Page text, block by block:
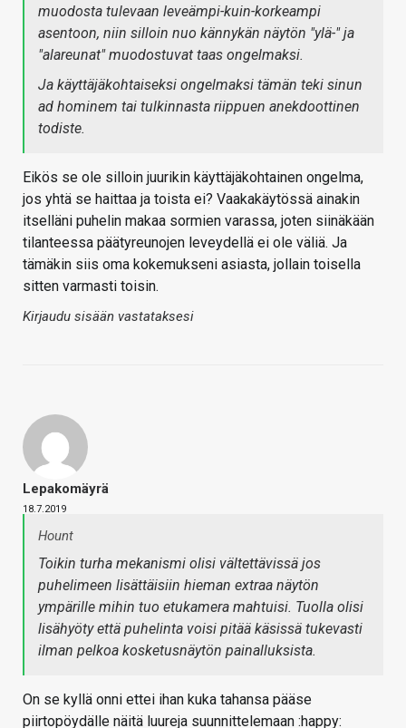
muodosta tulevaan leveämpi-kuin-korkeampi
asentoon, niin silloin nuo kännykän näytön "ylä-" ja
"alareunat" muodostuvat taas ongelmaksi.
Ja käyttäjäkohtaiseksi ongelmaksi tämän teki sinun
ad hominem tai tulkinnasta riippuen anekdoottinen
todiste.
Eikös se ole silloin juurikin käyttäjäkohtainen ongelma,
jos yhtä se haittaa ja toista ei? Vaakakäytössä ainakin
itselläni puhelin makaa sormien varassa, joten siinäkään
tilanteessa päätyreunojen leveydellä ei ole väliä. Ja
tämäkin siis oma kokemukseni asiasta, jollain toisella
sitten varmasti toisin.
Kirjaudu sisään vastataksesi
Lepakomäyrä
18.7.2019
Hount
Toikin turha mekanismi olisi vältettävissä jos
puhelimeen lisättäisiin hieman extraa näytön
ympärille mihin tuo etukamera mahtuisi. Tuolla olisi
lisähyöty että puhelinta voisi pitää käsissä tukevasti
ilman pelkoa kosketusnäytön painalluksista.
On se kyllä onni ettei ihan kuka tahansa pääse
piirtopöydälle näitä luureja suunnittelemaan :happy: